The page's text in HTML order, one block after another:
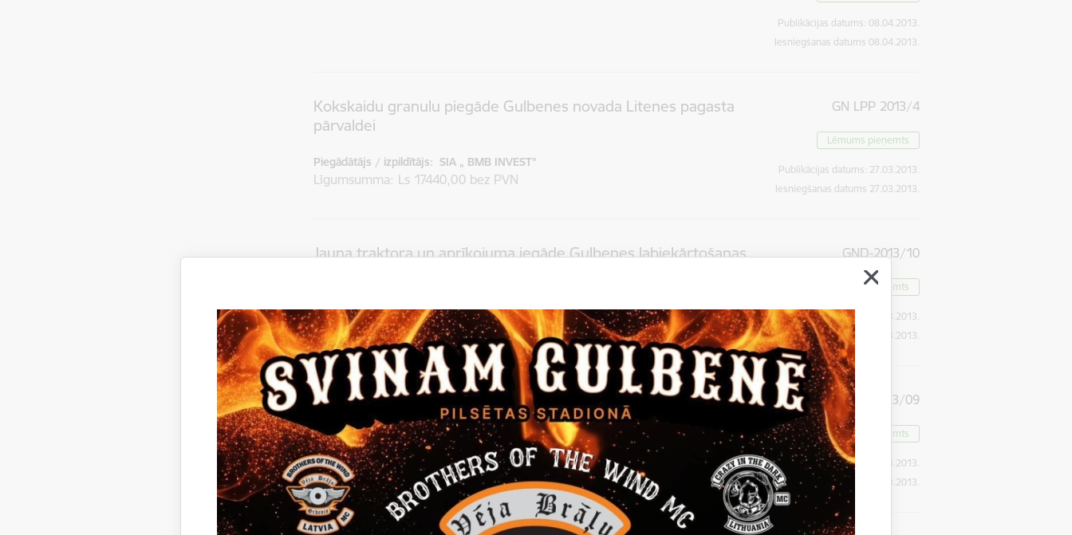
Publikācijas datums: 08.04.2013.
Iesniegšanas datums 08.04.2013.
Kokskaidu granulu piegāde Gulbenes novada Litenes pagasta
pārvaldei
Piegādātājs / izpildītājs: SIA „ BMB INVEST"
Līgumsumma Ls 17440,00 bez PVN
GN LPP 2013/4
Lēmums pieņemts
Publikācijas datums: 27.03.2013.
Iesniegšanas datums 27.03.2013.
Jauna traktora un aprīkojuma iegāde Gulbenes labiekārtošanas
Piegādātājs / izpildītājs: SIA „M.T.Z.-Serviss"
Līgumsumma bez PVN Ls 11396,69
GND-2013/10
Lēmums pieņemts
Publikācijas datums:
15.03.2013.
Iesniegšanas datums
15.03.2013.
Ūdensvada un kanalizācijas izbūve Blaumaņa ielā, Gulbenē
Piegādātājs / izpildītājs: SIA „RUBATE"
Līgumsumma bez PVN Ls 33186,91
GND-2013/09
Lēmums pieņemts
Publikācijas datums:
12.03.2013.
Iesniegšanas datums
12.03.2013.